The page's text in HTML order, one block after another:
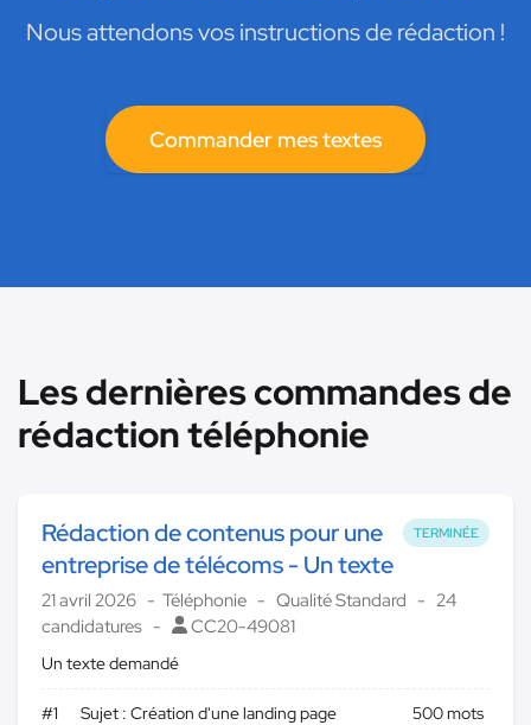
Nous attendons vos instructions de rédaction !
Commander mes textes
Les dernières commandes de
rédaction téléphonie
TERMINÉE
Rédaction de contenus pour une
entreprise de télécoms - Un texte
21 avril 2026 Téléphonie Qualité Standard
24
candidatures
CC20-49081
Un texte demandé
#1
Sujet : Création d'une landing page
500 mots